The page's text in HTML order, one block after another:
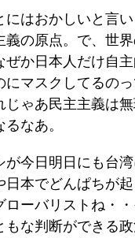
にはおかしいと言
義の原点。で、世
ぜか日本人だけ自
にマスクしてるの
じゃあ民主主義は
なあ。
が今日明日にも台
日本でどんぱちが
ローバリストね・
もな判断ができる